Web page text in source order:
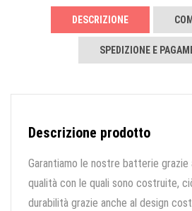
DESCRIZIONE
SPEDIZIONE E
Descrizione prodotto
Garantiamo le nostre batterie
qualità con le quali sono costruite,
durabilità grazie anche al design